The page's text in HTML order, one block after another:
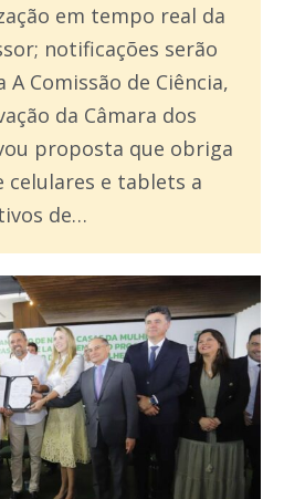
em tempo real da
notificações serão
A Comissão de Ciência,
da Câmara dos
proposta que obriga
celulares e tablets a
de…